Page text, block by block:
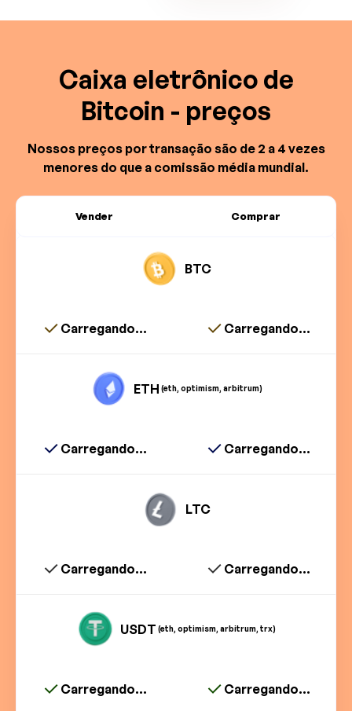
Caixa eletrônico de
Bitcoin - preços
Nossos preços por transação são de 2 a 4 vezes
menores do que a comissão média mundial.
Vender Comprar
BTC
Carregando... Carregando...
ETH (eth, optimism, arbitrum)
Carregando... Carregando...
LTC
Carregando... Carregando...
USDT (eth, optimism, arbitrum, trx)
Carregando... Carregando...